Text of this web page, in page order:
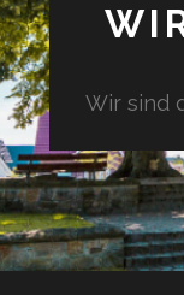
Wir sind